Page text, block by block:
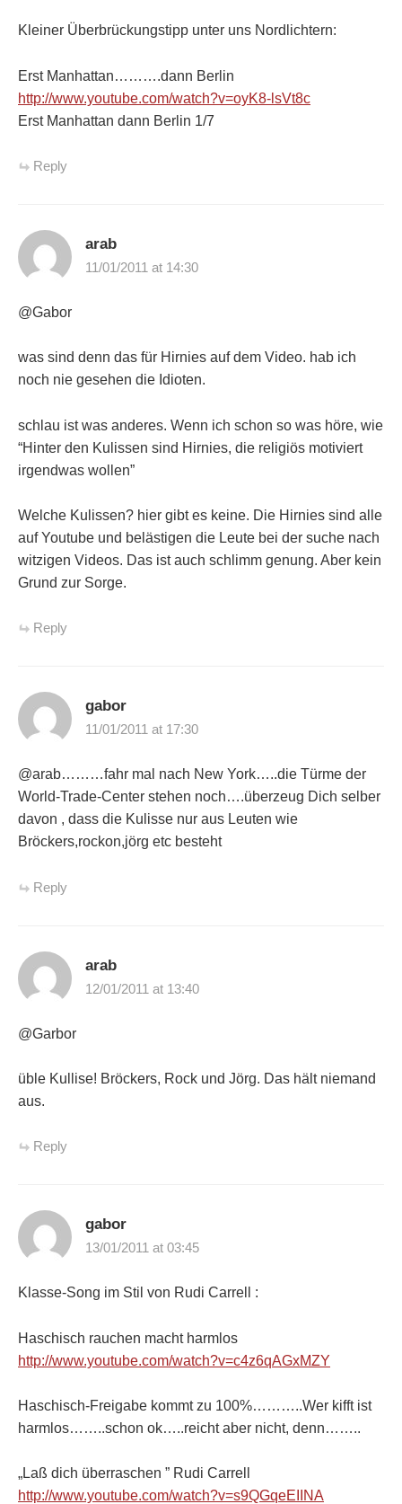
Kleiner Überbrückungstipp unter uns Nordlichtern:
Erst Manhattan……….dann Berlin
http://www.youtube.com/watch?v=oyK8-lsVt8c
Erst Manhattan dann Berlin 1/7
Reply
arab
11/01/2011 at 14:30
@Gabor
was sind denn das für Hirnies auf dem Video. hab ich
noch nie gesehen die Idioten.
schlau ist was anderes. Wenn ich schon so was höre, wie
“Hinter den Kulissen sind Hirnies, die religiös motiviert
irgendwas wollen”
Welche Kulissen? hier gibt es keine. Die Hirnies sind alle
auf Youtube und belästigen die Leute bei der suche nach
witzigen Videos. Das ist auch schlimm genung. Aber kein
Grund zur Sorge.
Reply
gabor
11/01/2011 at 17:30
@arab………fahr mal nach New York…..die Türme der
World-Trade-Center stehen noch….überzeug Dich selber
davon , dass die Kulisse nur aus Leuten wie
Bröckers,rockon,jörg etc besteht
Reply
arab
12/01/2011 at 13:40
@Garbor
üble Kullise! Bröckers, Rock und Jörg. Das hält niemand
aus.
Reply
gabor
13/01/2011 at 03:45
Klasse-Song im Stil von Rudi Carrell :
Haschisch rauchen macht harmlos
http://www.youtube.com/watch?v=c4z6qAGxMZY
Haschisch-Freigabe kommt zu 100%………..Wer kifft ist
harmlos……..schon ok…..reicht aber nicht, denn……..
„Laß dich überraschen ” Rudi Carrell
http://www.youtube.com/watch?v=s9QGqeEIINA